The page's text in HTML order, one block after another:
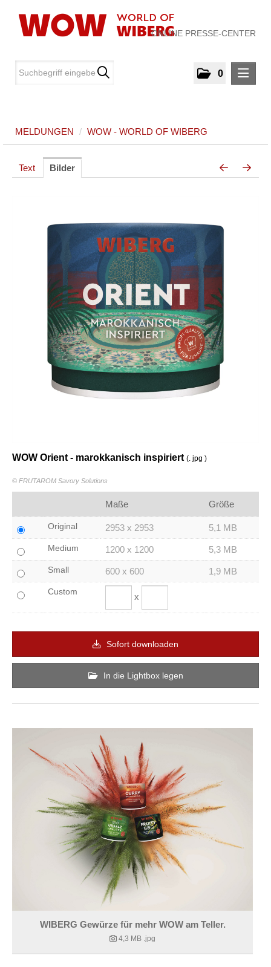
ONLINE PRESSE-CENTER
0
WOW - World of WIBERG
MEDIA
KONTAKT
MELDUNGEN / WOW - WORLD OF WIBERG
Text Bilder
WOW Orient - marokkanisch inspiriert (. jpg )
© FRUTAROM Savory Solutions
Maße Größe
Original 2953 x 2953 5,1 MB
Medium 1200 x 1200 5,3 MB
Small 600 x 600 1,9 MB
Custom x
Sofort downloaden
In die Lightbox legen
WIBERG Gewürze für mehr WOW am Teller.
4,3 MB .jpg